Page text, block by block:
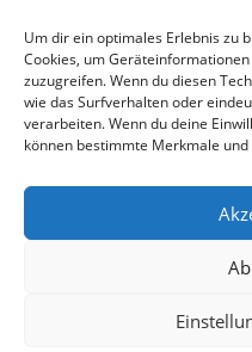
Um dir ein optimales Erlebnis zu
Cookies, um
zuzugreifen. Wenn du diesen
wie das Surfverhalten oder
verarbeiten. Wenn du deine
können bestimmte Merkmale
Alle Rechte
fa